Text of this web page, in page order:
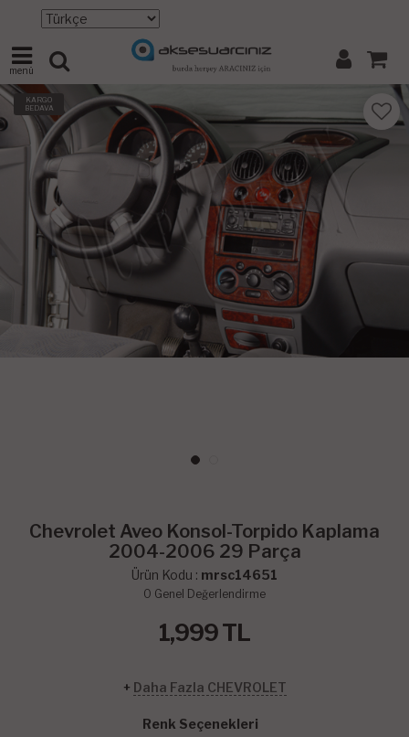
menü
KARGO
BEDAVA
Chevrolet Aveo Konsol-Torpido Kaplama
2004-2006 29 Parça
Ürün Kodu : mrsc14651
0 Genel Değerlendirme
1,999TL
+ Daha Fazla CHEVROLET
Renk Seçenekleri